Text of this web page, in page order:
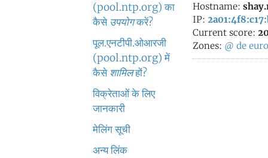
(pool.ntp.org) का
कैसे उपयोगकरें?
पूल.एनटीपी.ओआरजी
(pool.ntp.org) में
कैसे शामिलहों?
विक्रेताओं के लिए
जानकारी
मेलिंग सूची
अन्य लिंक
Hostname:
IP:
Current score:
Zones: @ de